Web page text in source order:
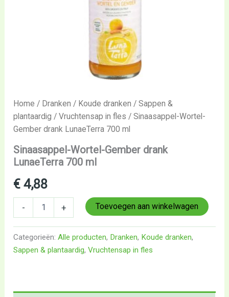
Home / Dranken / Koude dranken /Sappen &
plantaardig /Vruchtensap in fles / Sinaasappel-Wortel-
Gember drank LunaeTerra 700 ml
Sinaasappel-Wortel-Gember drank
LunaeTerra 700 ml
€ 4,88
- + Toevoegen aan winkelwagen
Categorieën:Alle producten, Dranken, Koude dranken,
Sappen & plantaardig,Vruchtensap in fles